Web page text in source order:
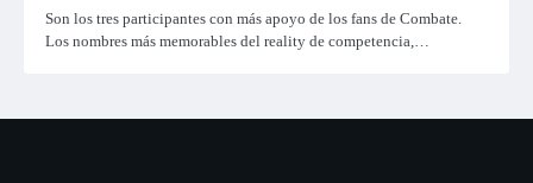
Son los tres participantes con más apoyo de los fans de Combate.
Los nombres más memorables del reality de competencia,…